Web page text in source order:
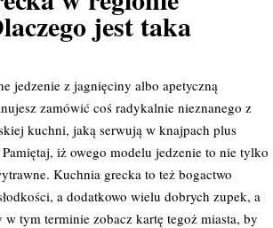
jest taka
jedzenie z jagnięciny albo apetyczną
zamówić coś radykalnie nieznanego z
kuchni, jaką serwują w knajpach plus
iż owego modelu jedzenie to nie tylko
Kuchnia grecka to też bogactwo
a dodatkowo wielu dobrych zupek, a
w tym terminie zobacz kartę tegoż miasta, by